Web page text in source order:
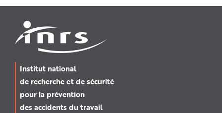
Institut national
de recherche et de sécurité
pour la prévention
des accidents du travail